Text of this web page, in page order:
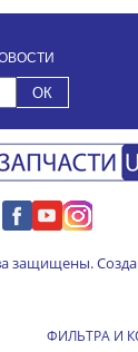
защищены.
ФИЛЬТРА И